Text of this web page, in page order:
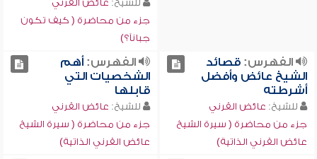
للشيخ: عائض القرني
جزء من محاضرة ( كيف تكون
جباناً؟)
الفهرس:قصائد
الشيخ عائض وأفضل
أشرطته
للشيخ: عائض القرني
جزء من محاضرة ( سيرة الشيخ
عائض القرني الذاتية)
الفهرس:أهم
الشخصيات التي
قابلها
للشيخ: عائض القرني
جزء من محاضرة ( سيرة الشيخ
عائض القرني الذاتية)